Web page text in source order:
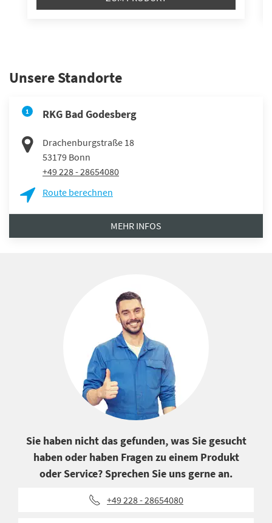
Unsere Standorte
1 RKG Bad Godesberg
Drachenburgstraße 18
53179 Bonn
+49 228 - 28654080
Route berechnen
MEHR INFOS
Sie haben nicht das gefunden, was Sie gesucht
haben oder haben Fragen zu einem Produkt
oder Service? Sprechen Sie uns gerne an.
+49 228 - 28654080